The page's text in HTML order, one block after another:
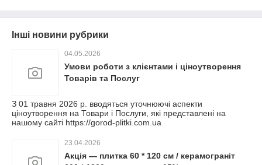
Інші новини рубрики
04.05.2026
Умови роботи з клієнтами і ціноутворення
Товарів та Послуг
З 01 травня 2026 р. вводяться уточнюючі аспекти
ціноутворення на Товари і Послуги, які представлені на
нашому сайті https://gorod-plitki.com.ua
23.04.2026
Акція — плитка 60 * 120 см / керамограніт